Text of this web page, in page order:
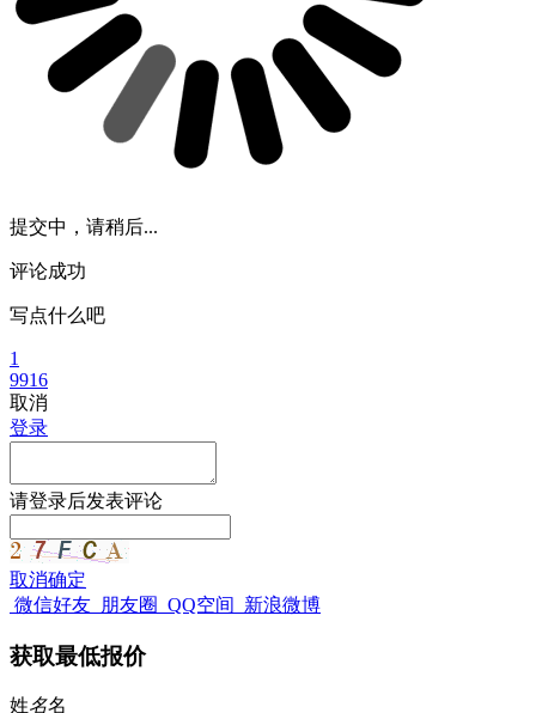
提交中，请稍后...
评论成功
写点什么吧
1
9916
取消
登录
请登录后发表评论
取消确定
微信好友 朋友圈 QQ空间 新浪微博
获取最低报价
姓名名